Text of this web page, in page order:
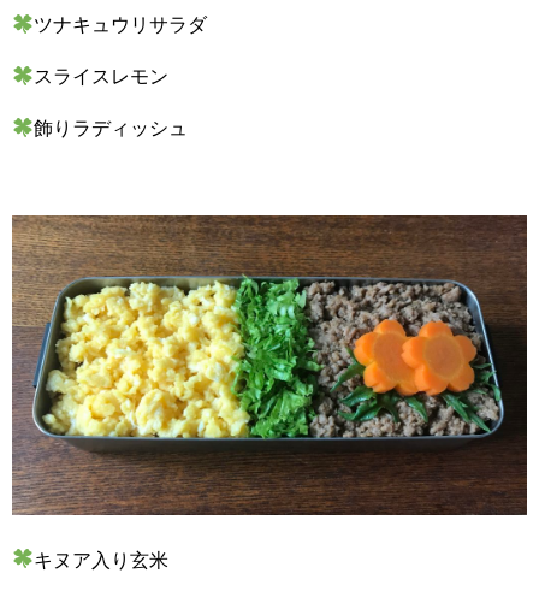
ツナキュウリサラダ
スライスレモン
飾りラディッシュ
キヌア入り玄米